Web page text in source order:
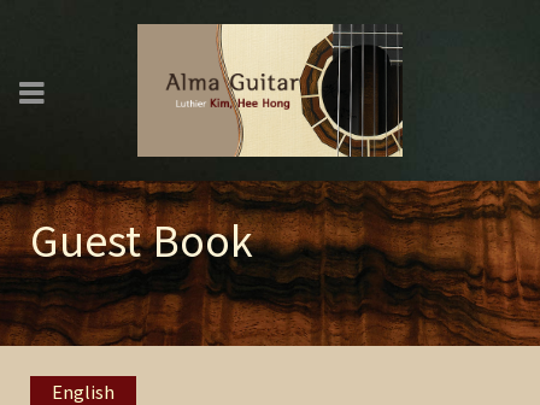
Guest Book
English